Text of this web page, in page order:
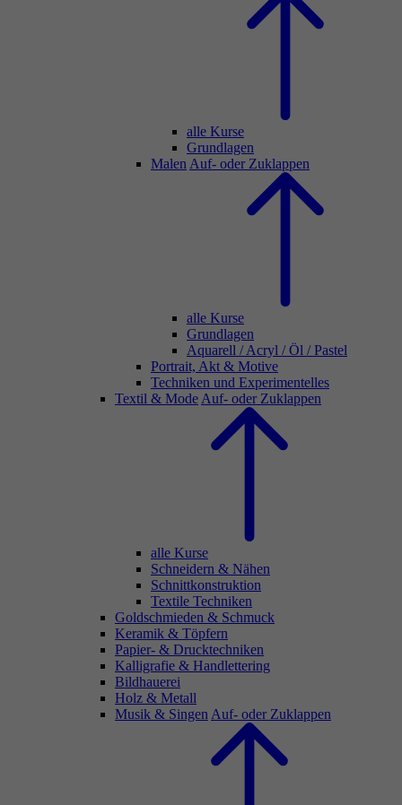
alle Kurse
Grundlagen
Malen Auf- oder Zuklappen
alle Kurse
Grundlagen
Aquarell / Acryl / Öl / Pastel
Portrait, Akt & Motive
Techniken und Experimentelles
Textil & Mode Auf- oder Zuklappen
alle Kurse
Schneidern & Nähen
Schnittkonstruktion
Textile Techniken
Goldschmieden & Schmuck
Keramik & Töpfern
Papier- & Drucktechniken
Kalligrafie & Handlettering
Bildhauerei
Holz & Metall
Musik & Singen Auf- oder Zuklappen